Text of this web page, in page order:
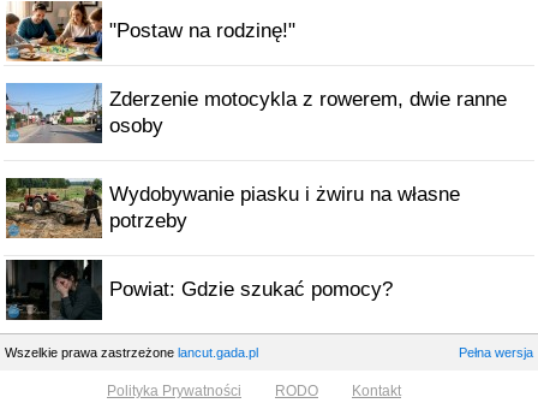
"Postaw na rodzinę!"
Zderzenie motocykla z rowerem, dwie ranne
osoby
Wydobywanie piasku i żwiru na własne
potrzeby
Powiat: Gdzie szukać pomocy?
Wszelkie prawa zastrzeżone lancut.gada.pl Pełna wersja
Polityka Prywatności RODO Kontakt